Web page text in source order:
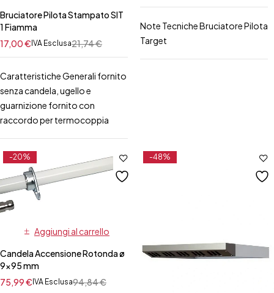
Bruciatore Pilota Stampato SIT
1 Fiamma
21,74€
17,00€ IVA Esclusa
Caratteristiche Generali fornito
senza candela, ugello e
guarnizione fornito con
raccordo per termocoppia
Note Tecniche Bruciatore Pilota
Target
-20%
Aggiungi al carrello
Candela Accensione Rotonda ø
9×95 mm
94,84€
75,99€IVA Esclusa
-48%